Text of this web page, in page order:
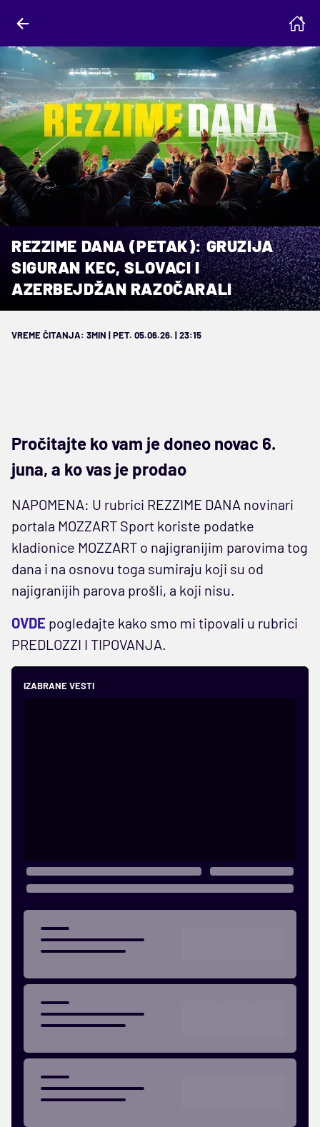
REZZIME DANA (PETAK): GRUZIJA
SIGURAN KEC, SLOVACI I
AZERBEJDŽAN RAZOČARALI
VREME ČITANJA: 3MIN | PET. 05.06.26. | 23:15
Pročitajte ko vam je doneo novac 6.
juna, a ko vas je prodao
NAPOMENA: U rubrici REZZIME DANA novinari
portala MOZZART Sport koriste podatke
kladionice MOZZART o najigranijim parovima tog
dana i na osnovu toga sumiraju koji su od
najigranijih parova prošli, a koji nisu.
OVDE pogledajte kako smo mi tipovali u rubrici
PREDLOZZI I TIPOVANJA.
IZABRANE VESTI